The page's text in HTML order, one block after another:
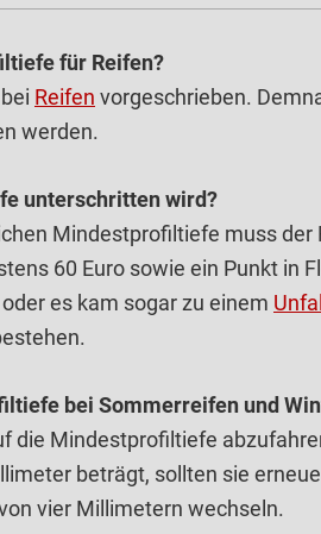
für Re‌ifen?
Reifen vorgeschrieben.
werden.
unterschritten wird?
Mindestprofiltiefe muss der
60 Euro sowie ein Punkt in
es kam sogar zu einem
bei Sommerreifen und
die Mindestprofiltiefe
beträgt, sollten sie
vier Millimetern wechseln.